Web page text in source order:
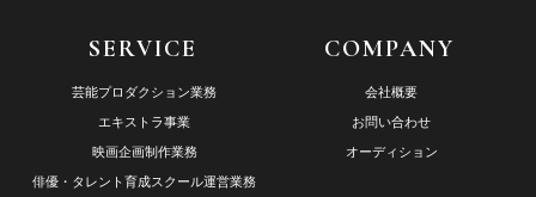
SERVICE
芸能プロダクション業務
エキストラ事業
映画企画制作業務
俳優・タレント育成スクール運営業務
COMPANY
会社概要
お問い合わせ
オーディション